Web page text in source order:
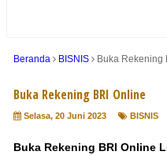
Beranda BISNIS Buka Rekening
Buka Rekening BRI Online
Selasa, 20 Juni 2023 BISNIS
Buka Rekening BRI Online